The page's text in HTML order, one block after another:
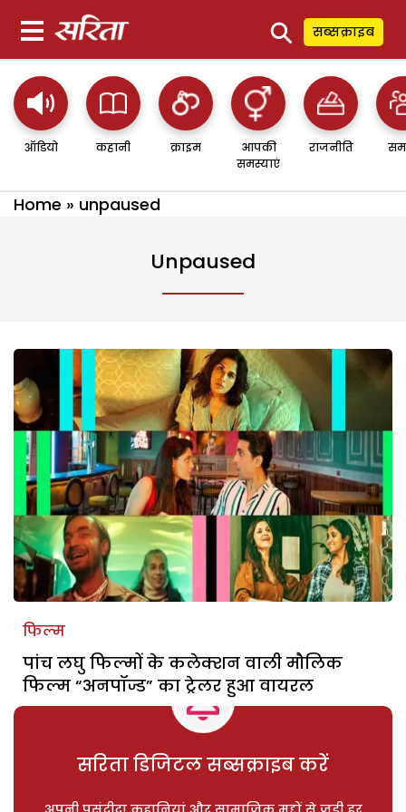
⚲ सब्सक्राइब
ऑडियो कहानी क्राइम
आपकी
समस्याएं
राजनीति
Home » unpaused
Unpaused
फिल्म
पांच लघु फिल्मों के कलेक्शन वाली मौलिक
फिल्म “अनपॉज्ड” का ट्रेलर हुआ वायरल
सरिता डिजिटल सब्सक्राइब करें